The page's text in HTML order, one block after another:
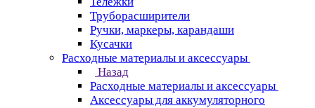
Труборасширители
Ручки, маркеры, карандаши
Кусачки
Расходные материалы и аксессуары
Назад
Расходные материалы и аксессуары
Аксессуары для аккумуляторного